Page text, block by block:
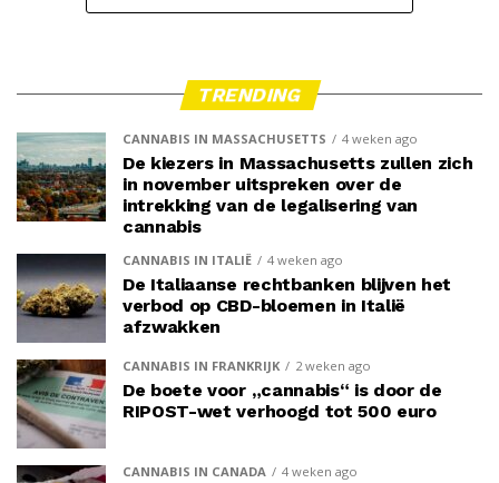
TRENDING
CANNABIS IN MASSACHUSETTS 4 weken ago
De kiezers in Massachusetts zullen zich
in november uitspreken over de
intrekking van de legalisering van
cannabis
CANNABIS IN ITALIË 4 weken ago
De Italiaanse rechtbanken blijven het
verbod op CBD-bloemen in Italië
afzwakken
CANNABIS IN FRANKRIJK 2 weken ago
De boete voor „cannabis“ is door de
RIPOST-wet verhoogd tot 500 euro
CANNABIS IN CANADA 4 weken ago